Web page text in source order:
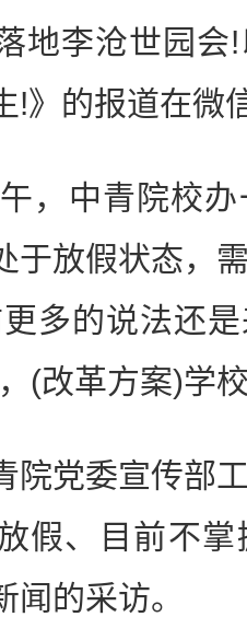
地李沧世园会
!》的报道在微
中青院校办
于放假状态，
多的说法还
(改革方案)学
党委宣传部工
假、目前不
闻的采访。